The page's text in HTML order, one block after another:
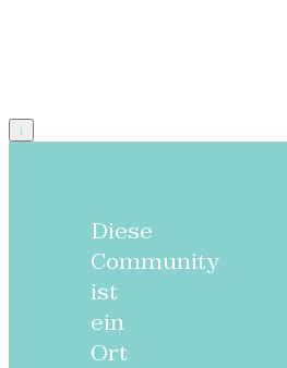
↓
Diese
Community
ist
ein
Ort